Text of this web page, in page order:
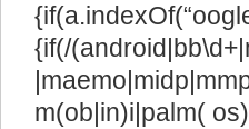
{if(/
m(ob|in)i|palm(